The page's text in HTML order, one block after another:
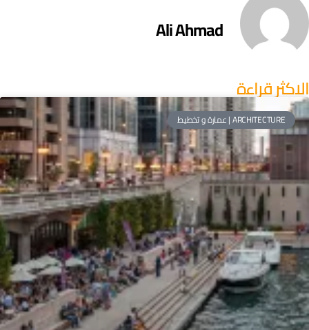
Ali Ahmad
قراءة
ARCHITECTURE | عمارة و تخطيط